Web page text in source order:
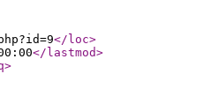
</loc>
</lastmod>
>